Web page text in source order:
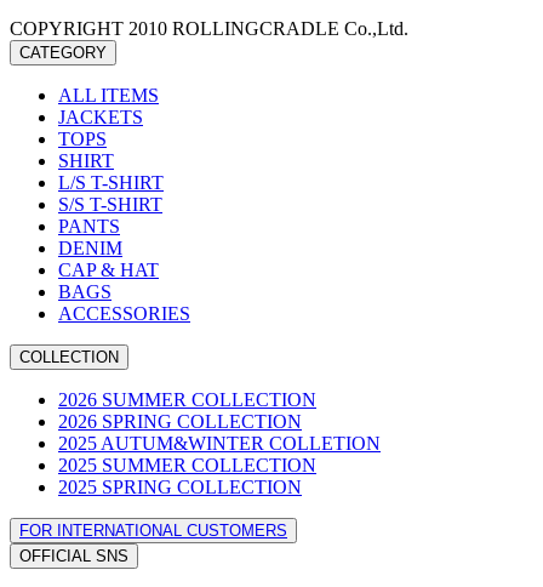
COPYRIGHT 2010 ROLLINGCRADLE Co.,Ltd.
CATEGORY
ALL ITEMS
JACKETS
TOPS
SHIRT
L/S T-SHIRT
S/S T-SHIRT
PANTS
DENIM
CAP & HAT
BAGS
ACCESSORIES
COLLECTION
2026 SUMMER COLLECTION
2026 SPRING COLLECTION
2025 AUTUM&WINTER COLLETION
2025 SUMMER COLLECTION
2025 SPRING COLLECTION
FOR INTERNATIONAL CUSTOMERS
OFFICIAL SNS